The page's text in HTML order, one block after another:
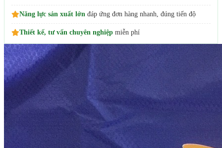
Năng lực sản xuất lớn đáp ứng đơn hàng nhanh, đúng tiến độ
Thiết kế, tư vấn chuyên nghiệp miễn phí